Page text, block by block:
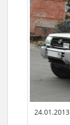
24.01.2013